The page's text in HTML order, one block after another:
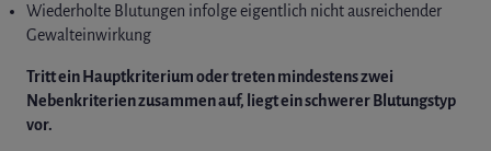
Wiederholte Blutungen infolge eigentlich nicht ausreichender
Gewalteinwirkung
Tritt ein Hauptkriterium oder treten mindestens zwei
Nebenkriterien zusammen auf, liegt ein schwerer Blutungstyp
vor.